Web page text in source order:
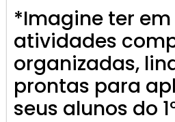
*Imagine ter
atividades
organizadas,
prontas para
seus alunos do